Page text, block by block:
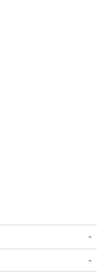
-
-